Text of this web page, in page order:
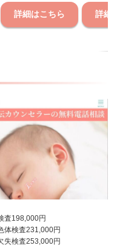
詳細はこちら 詳細
査198,000円
体検査231,000円
失検査253,000円